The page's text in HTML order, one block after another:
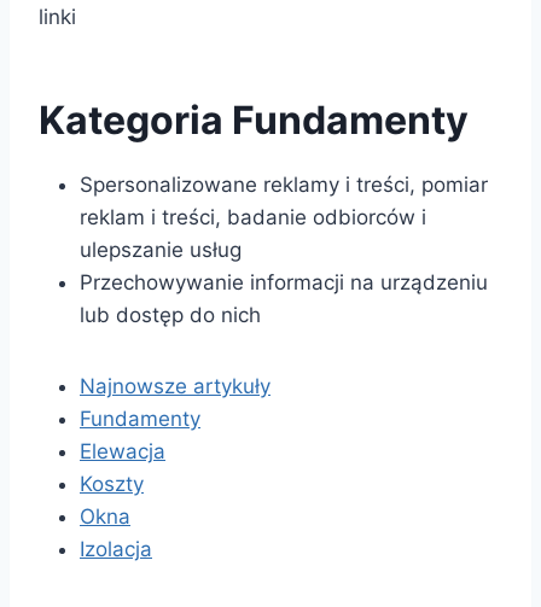
linki
Kategoria Fundamenty
Spersonalizowane reklamy i treści, pomiar
reklam i treści, badanie odbiorców i
ulepszanie usług
Przechowywanie informacji na urządzeniu
lub dostęp do nich
Najnowsze artykuły
Fundamenty
Elewacja
Koszty
Okna
Izolacja